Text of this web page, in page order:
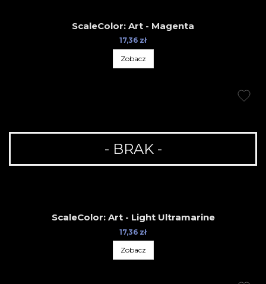
ScaleColor: Art - Magenta
17,36 zł
Zobacz
- BRAK -
ScaleColor: Art - Light Ultramarine
17,36 zł
Zobacz